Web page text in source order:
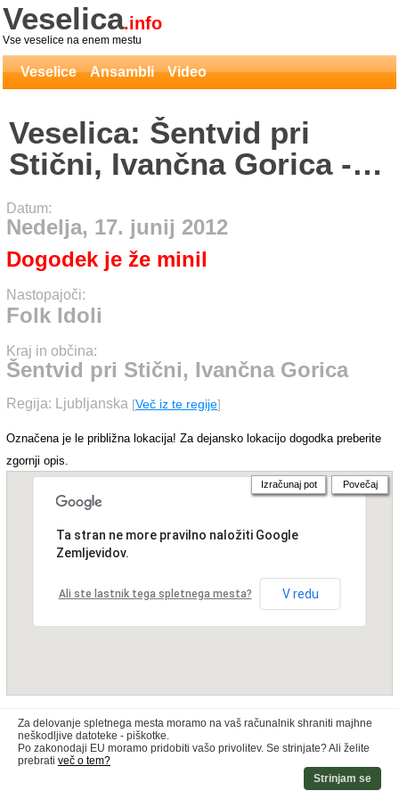
Veselica.info
Vse veselice na enem mestu
Veselice Ansambli Video
Veselica: Šentvid pri
Stični, Ivančna Gorica -
Folk Idoli
Datum:
Nedelja, 17. junij 2012
Dogodek je že minil
Nastopajoči:
Folk Idoli
Kraj in občina:
Šentvid pri Stični, Ivančna Gorica
Regija: Ljubljanska [Več iz te regije]
Označena je le približna lokacija! Za dejansko lokacijo dogodka preberite
zgornji opis.
Ta stran ne more pravilno naložiti Google
Zemljevidov.
Ali ste lastnik tega spletnega mesta? V redu
Izračunaj pot Povečaj
Za delovanje spletnega mesta moramo na vaš računalnik shraniti majhne
neškodljive datoteke - piškotke.
Po zakonodaji EU moramo pridobiti vašo privolitev. Se strinjate? Ali želite
prebrati več o tem?
Strinjam se